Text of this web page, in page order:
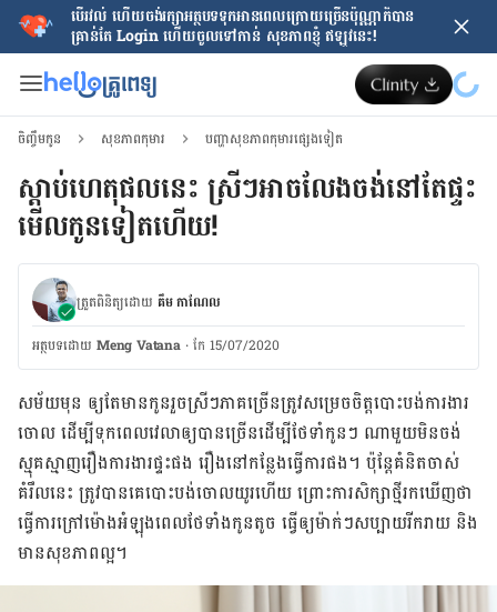
បើរវល់ ហើយចង់​រក្សាអត្ថបទទុកអានពេលក្រោយ​ច្រើនប៉ុណ្ណាក៏បាន
គ្រាន់តែ​ Login ហើយចូលទៅកាន់ សុខភាពខ្ញុំ ឥឡូវនេះ!
ចិញ្ចឹមកូន សុខភាពកុមារ បញ្ហាសុខភាពកុមារផ្សេងទៀត
ស្តាប់​ហេតុផល​នេះ ស្រីៗ​អាច​លែង​ចង់​នៅ​តែ​ផ្ទះ​
មើល​កូន​ទៀត​ហើយ!
ត្រួតពិនិត្យដោយ គឹម កាណែល
អត្ថបទ​ដោយ Meng Vatana ·កែ 15/07/2020
សម័យ​មុន ឲ្យ​តែ​មាន​កូន​រួច​ស្រីៗ​ភាគ​ច្រើន​ត្រូវ​សម្រេច​ចិត្ត​បោះ​បង់​ការងារ​
ចោល ដើម្បី​ទុក​ពេល​វេលា​ឲ្យ​បាន​ច្រើន​ដើ​ម្បី​ថែ​ទាំ​កូនៗ ណា​មួយ​មិន​ចង់​
ស្មុគ​ស្មាញ​រឿង​ការងារ​ផ្ទះ​ផង រឿង​នៅ​កន្លែង​ធ្វើ​ការ​ផង។ ប៉ុន្តែ​គំនិត​ចាស់​
គំរឹល​នេះ ត្រូវ​បាន​គេ​បោះ​បង់​ចោល​យូរ​ហើយ ព្រោះ​ការ​សិក្សា​ថ្មី​រក​ឃើញ​ថា
ធ្វើ​ការ​​ក្រៅ​ម៉ោង​អំឡុង​ពេលថែ​ទាំង​កូន​តូច ធ្វើ​ឲ្យ​ម៉ាក់ៗ​សប្បាយ​រីក​រាយ​ និង​
មាន​សុខភាព​ល្អ។